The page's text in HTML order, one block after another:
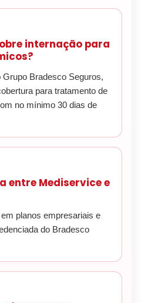
internação para
Bradesco Seguros,
para tratamento de
no mínimo 30 dias de
entre Mediservice e
planos empresariais e
do Bradesco